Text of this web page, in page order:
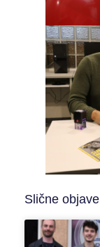
Slične objave